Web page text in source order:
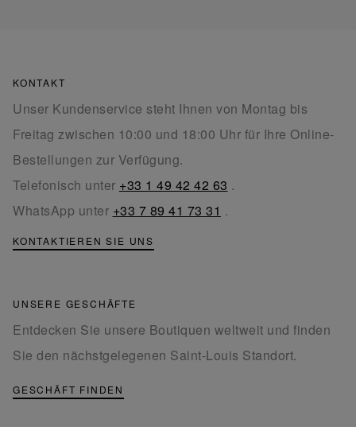
KONTAKT
Unser Kundenservice steht Ihnen von Montag bis
Freitag zwischen 10:00 und 18:00 Uhr für Ihre Online-
Bestellungen zur Verfügung.
Telefonisch unter +33 1 49 42 42 63 .
WhatsApp unter +33 7 89 41 73 31 .
KONTAKTIEREN SIE UNS
UNSERE GESCHÄFTE
Entdecken Sie unsere Boutiquen weltweit und finden
Sie den nächstgelegenen Saint-Louis Standort.
GESCHÄFT FINDEN